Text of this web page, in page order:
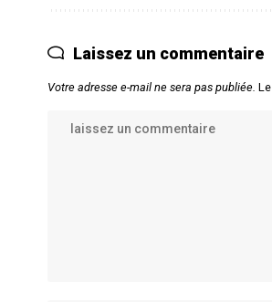
Laissez un commentaire
Votre adresse e-mail ne sera pas publiée.